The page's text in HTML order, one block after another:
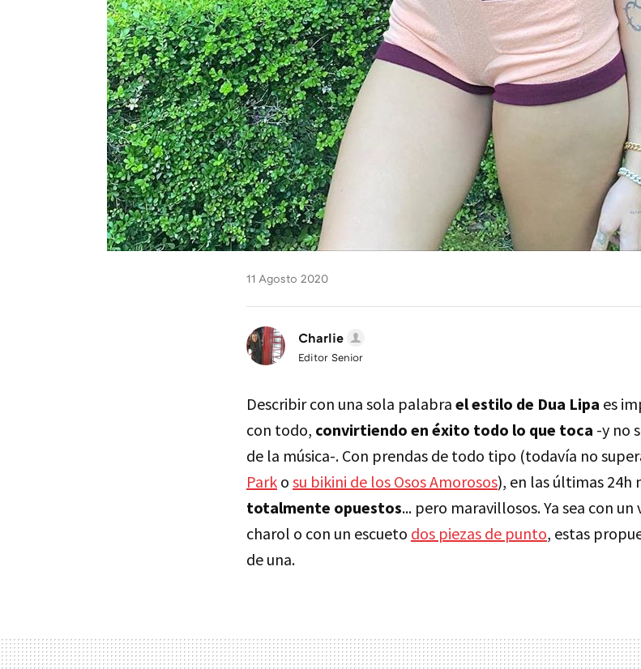
11 Agosto 2020
Charlie
Editor Senior
Describir con una sola palabra el estilo de Dua Lipa es
con todo, convirtiendo en éxito todo lo que toca -y no
de la música-. Con prendas de todo tipo (todavía no
Park o su bikini de los Osos Amorosos), en las últimas 24h
totalmente opuestos... pero maravillosos. Ya sea con
charol o con un escueto dos piezas de punto, estas
de una.